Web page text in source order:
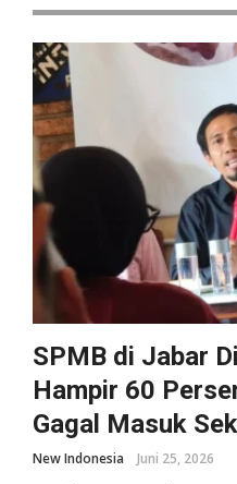
SPMB di Jabar
Hampir 60
Gagal Masuk
New Indonesia Juni 25, 2026